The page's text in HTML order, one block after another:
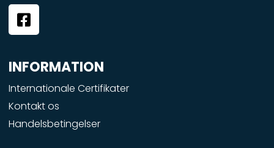
F
a
c
e
b
o
o
k
-
INFORMATION
Internationale Certifikater
Kontakt os
Handelsbetingelser